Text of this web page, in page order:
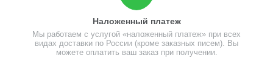
Наложенный платеж
Мы работаем с услугой «наложенный платеж» при всех
видах доставки по России (кроме заказных писем). Вы
можете оплатить ваш заказ при получении.